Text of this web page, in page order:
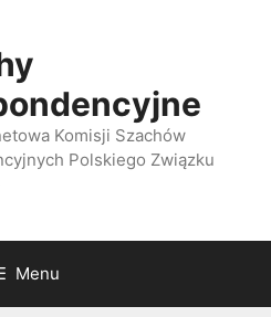
Komisji Szachów
Polskiego Związku
Menu